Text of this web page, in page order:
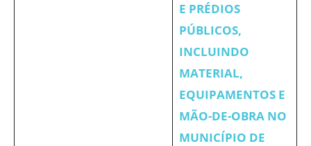
E PRÉDIOS
PÚBLICOS,
INCLUINDO
MATERIAL,
EQUIPAMENTOS E
MÃO-DE-OBRA NO
MUNICÍPIO DE